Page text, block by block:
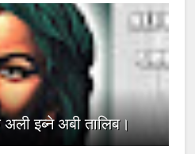
अली इब्ने अबी तालिब।